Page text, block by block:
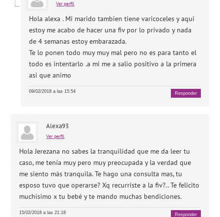
Ver perfil
Hola alexa . Mi marido tambien tiene varicoceles y aqui
estoy me acabo de hacer una fiv por lo privado y nada
de 4 semanas estoy embarazada.
Te lo ponen todo muy muy mal pero no es para tanto el
todo es intentarlo .a mi me a salio positivo a la primera
asi que animo
09/02/2018 a las 15:54 Responder
Alexa93
Ver perfil
Hola Jerezana no sabes la tranquilidad que me da leer tu
caso, me tenía muy pero muy preocupada y la verdad que
me siento más tranquila. Te hago una consulta mas, tu
esposo tuvo que operarse? Xq recurriste a la fiv?.. Te felicito
muchísimo x tu bebé y te mando muchas bendiciones.
15/02/2018 a las 21:18 Responder